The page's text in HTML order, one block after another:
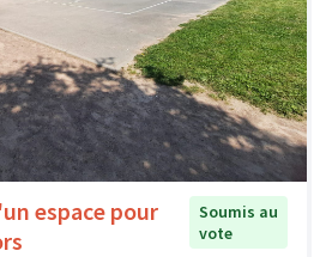
espace pour
Soumis au
vote